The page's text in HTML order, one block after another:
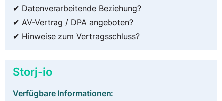
✔ Datenverarbeitende Beziehung?
✔ AV-Vertrag / DPA angeboten?
✔ Hinweise zum Vertragsschluss?
Storj-io
Verfügbare Informationen: